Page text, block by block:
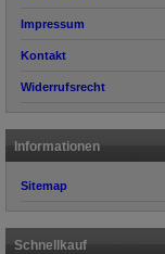
Impressum
Kontakt
Widerrufsrecht
Informationen
Sitemap
Schnellkauf